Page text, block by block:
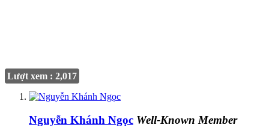
Lượt xem : 2,017
Nguyễn Khánh Ngọc Well-Known Member